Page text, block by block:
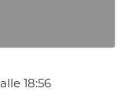
18:56